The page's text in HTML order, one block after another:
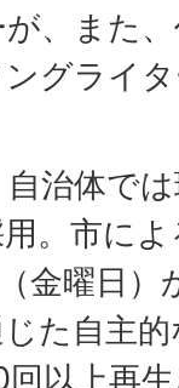
、また
グライ
治体で
用。市に
金曜日）
た自主
以上再